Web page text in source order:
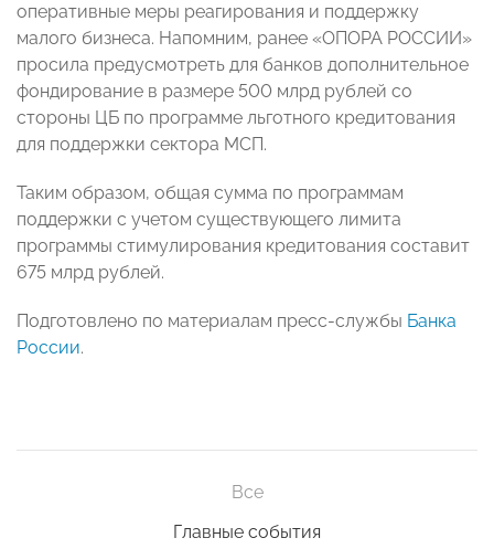
оперативные меры реагирования и поддержку
малого бизнеса. Напомним, ранее «ОПОРА РОССИИ»
просила предусмотреть для банков дополнительное
фондирование в размере 500 млрд рублей со
стороны ЦБ по программе льготного кредитования
для поддержки сектора МСП.
Таким образом, общая сумма по программам
поддержки с учетом существующего лимита
программы стимулирования кредитования составит
675 млрд рублей.
Подготовлено по материалам пресс-службы Банка
России.
Все
Главные события